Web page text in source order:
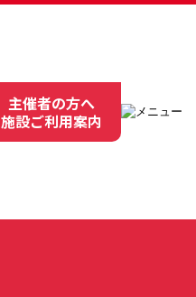
主催者の方へ
施設ご利用案内